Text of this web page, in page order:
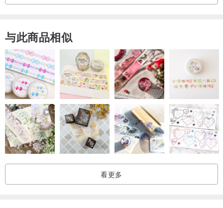
Service
纯银手工商品保固期为六个月
可免费维修：戒指＆手镯形状变形、弹力绳断裂、纯银细链断裂、扣
头损坏
商品寿命取决于个人使用状况，精致细链平常配戴请小心
超过六个月维修费用请私讯报价
与此商品相似
看更多